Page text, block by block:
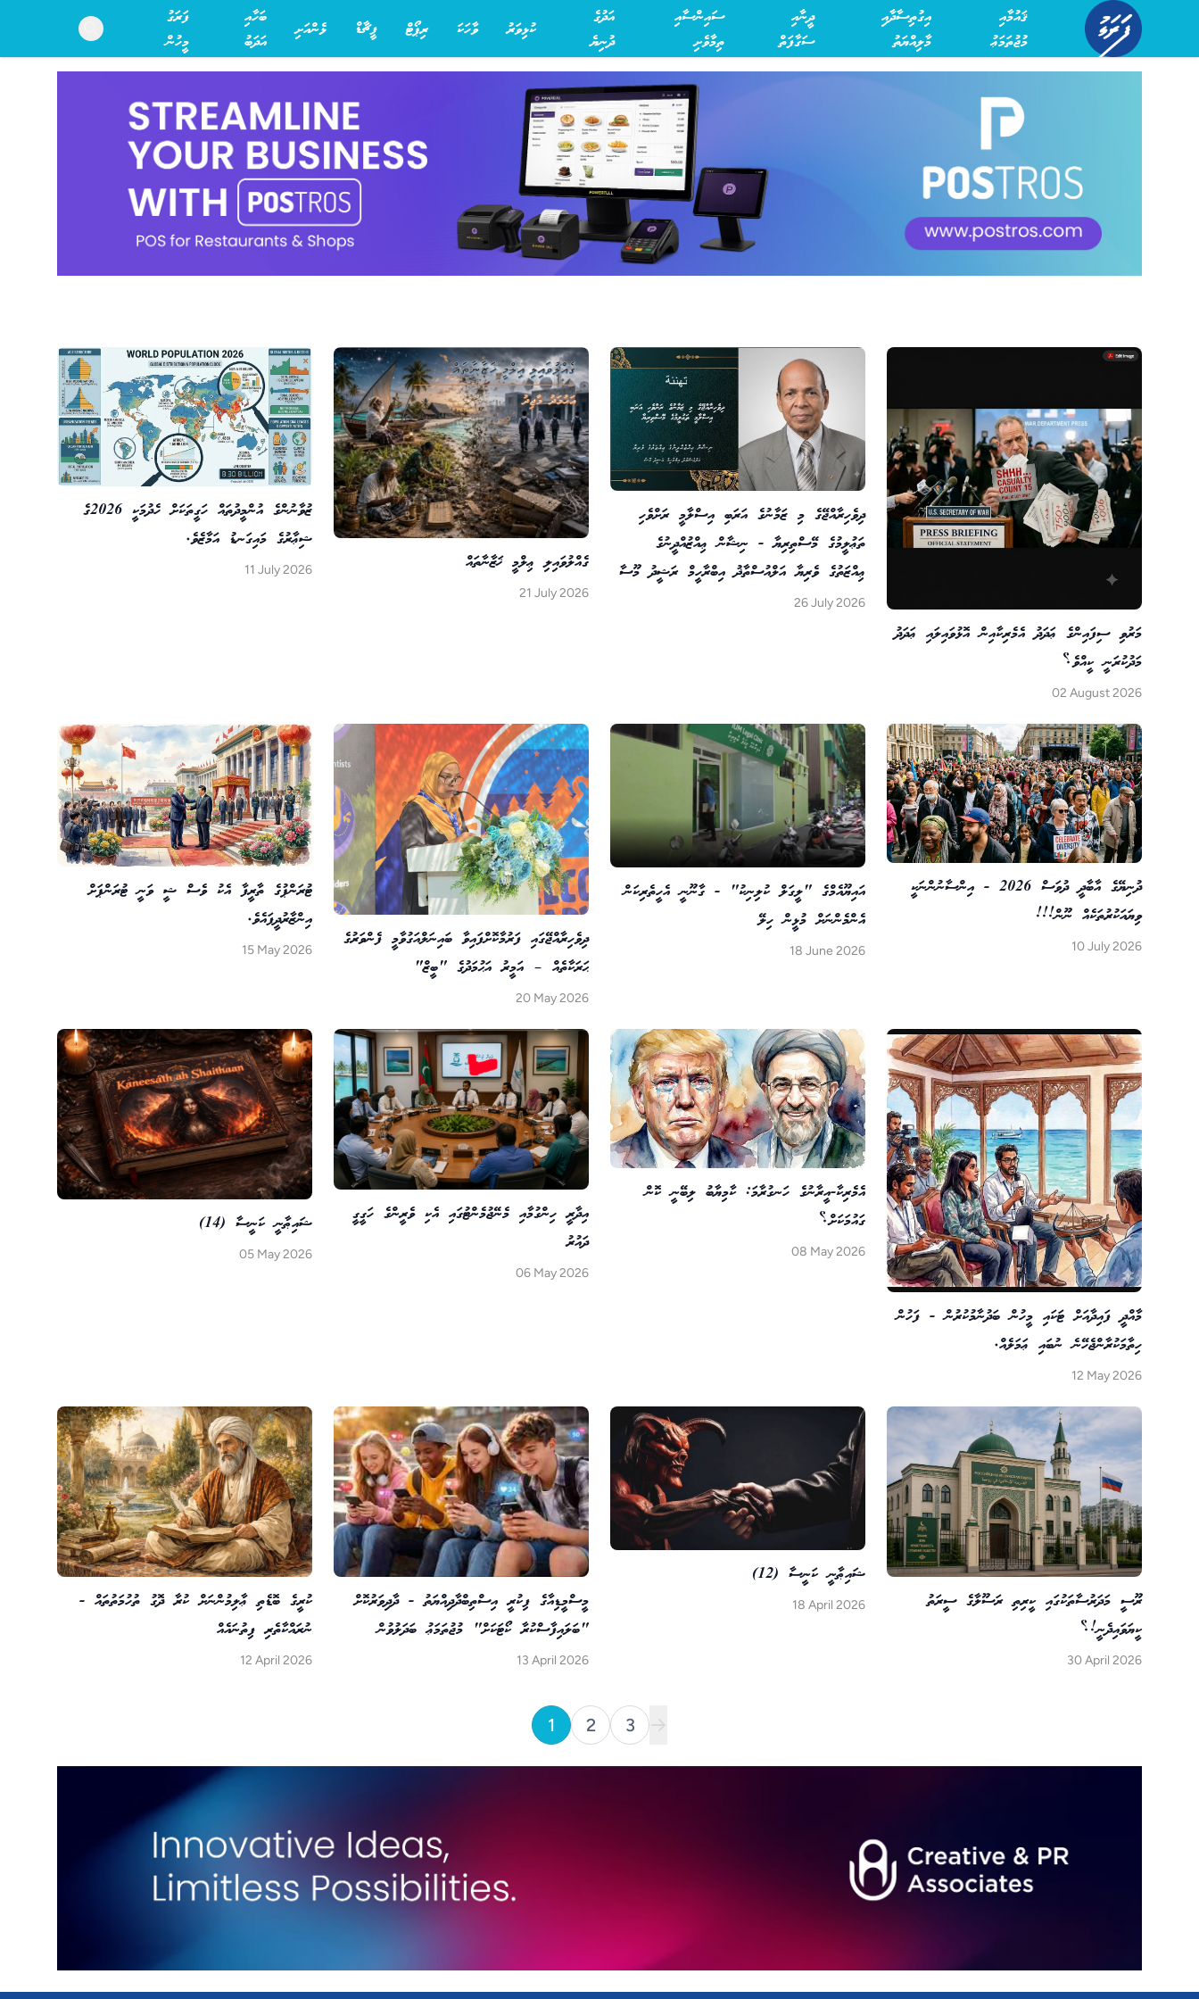
ޤައުމާއި
މުޖުތަމަޢު
އިގުތިސާދާއި
މާލިއްޔަތު
ދީނާއި
ސަގާފަތް
ސައިންސާއި
ތިމާވެށި
އަދުގެ
ދުނިޔެ
ކުޅިވަރު ވާހަކަ ރިޕޯޓް ފީޗާޑް ޅެންއަށި
ބަހާއި
އަދަބު
ފަރަގު
މީހުން
Search
މަރުވި ސިފައިންގެ ޢަދަދު އެމެރިކާއިން އޮޅުވައިލައި ޢަދަދު
މަދުކުރަނީ ކީއްވެ؟
02 August 2026
ދިވެހިރާއްޖޭގެ މި ޒަމާނުގެ އަރަބި އިސްލާމީ ރަށްވެހި
ތަޢުލީމުގެ މޭސްތިރިޔާ - ނިޝާން ޢިއްޒުއްދީނުގެ
ޢިއްޒަތުގެ ވެރިޔާ އަލްއުސްތާޛު އިބްރާހީމް ރަޝީދު މޫސާ
26 July 2026
ގެއްލުވައިލި ޢިލްމީ ޚަޒާނާތައް
21 July 2026
ޒުވާނުންގެ އުންމީދުތައް ހަގީތަކަށް ހެދުމަކީ 2026ގެ
ޝިޢާރުގެ މައިގަނޑު އަމާޒެވެ.
11 July 2026
ދުނިޔޭގެ އާބާދީ ދުވަސް 2026 - އިންސާނުންނަކީ
ވިޔައަކުރުތަކެއް ނޫން!!!
10 July 2026
އައިޔޫއެމްގެ "ލީގަލް ކުލިނިކު" - ގާނޫނީ އެހީތެރިކަން
އެންމެންނަށް މުޅީން ހިލޭ
18 June 2026
ދިވެހިރާއްޖޭގައި ފަރުމާކޮށްފައިވާ ބައިނަލްއަގުވާމީ ފެންވަރުގެ
ޙަރަކާތެއް – އަމީރު އަޙުމަދުގެ "ބީޒް"
20 May 2026
ޓުރަންޕުގެ ތާރީފާ އެކު ވެސް ޝީ ވަނީ ޓުރަންޕަށް
އިންޒާރުދީފައެވެ.
15 May 2026
މާއްދީ ފައިދާއަށް ޓަކައި މީހުން ބަދުނާމުކުރުން - ފަހުން
ހިތާމަކުރާންޖެހޭނެ ނުބައި ޢަމަލެއް.
12 May 2026
އެމެރިކާ-އީރާނުގެ ހަނގުރާމަ: ކާމިޔާބު ލިބޭނީ ކޮން
ގައުމަކަށް؟
08 May 2026
އިދާރީ ހިންގުމާއި މެނޭޖުމެންޓުގައި އެކި ވެރީންގެ ހަގީގީ
ދައުރު
06 May 2026
ޝައިޠާނީ ކަނީސާ (14)
05 May 2026
ރޫސީ މަދަރުސާތަކުގައި ކީރިތި ރަސޫލާގެ ސީރަތު
ކީޔަވައިދެނީ!؟
30 April 2026
ޝައިޠާނީ ކަނީސާ (12)
18 April 2026
މީސްމީޑިއާގެ ފިކުރީ އިސްތިބްދާދިއްޔަތު - ދާދިވަރުކޮށް
"ބަލައިފާސްކުރާ ކޯޓަކަށް" މުޖުތަމަޢު ބަދަލުވުން
13 April 2026
ކުރީގެ ބޮޑެތި ޢާލިމުންނަށް ކުރާ ދޮގު ތުހުމަތުތައް -
ނުރައްކާތެރި ފިތުނައެއް
12 April 2026
1 2 3